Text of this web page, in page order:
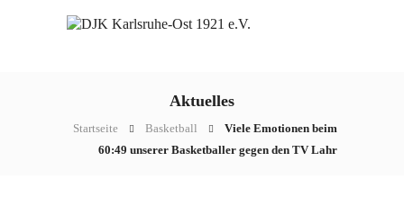
Aktuelles
Startseite Basketball
Viele Emotionen beim
60:49 unserer Basketballer gegen den TV Lahr